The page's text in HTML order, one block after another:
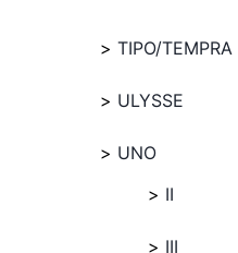
TIPO/TEMPRA
ULYSSE
UNO
II
III